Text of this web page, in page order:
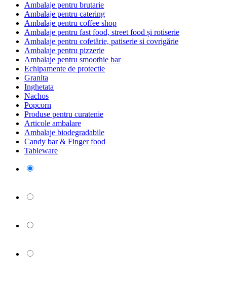
Ambalaje pentru brutarie
Ambalaje pentru catering
Ambalaje pentru coffee shop
Ambalaje pentru fast food, street food și rotiserie
Ambalaje pentru cofetărie, patiserie si covrigărie
Ambalaje pentru pizzerie
Ambalaje pentru smoothie bar
Echipamente de protectie
Granita
Inghetata
Nachos
Popcorn
Produse pentru curatenie
Articole ambalare
Ambalaje biodegradabile
Candy bar & Finger food
Tableware